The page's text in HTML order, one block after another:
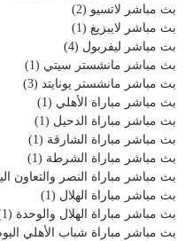
بث مباشر لاتسيو (2)
بث مباشر لايبزيغ (1)
بث مباشر ليفربول (4)
بث مباشر مانشستر سيتي (1)
بث مباشر مانشستر يونايتد (3)
بث مباشر مباراة الأهلي (1)
بث مباشر مباراة الدحيل (1)
بث مباشر مباراة الشارقة (1)
بث مباشر مباراة الشرطة (1)
بث مباشر مباراة النصر والتعاون
بث مباشر مباراة الهلال (1)
بث مباشر مباراة الهلال والوحدة (1)
بث مباشر مباراة شباب الأهلي